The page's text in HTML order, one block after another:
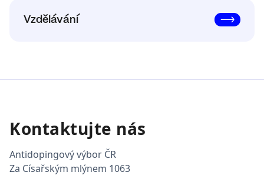
Vzdělávání
Kontaktujte nás
Antidopingový výbor ČR
Za Císařským mlýnem 1063